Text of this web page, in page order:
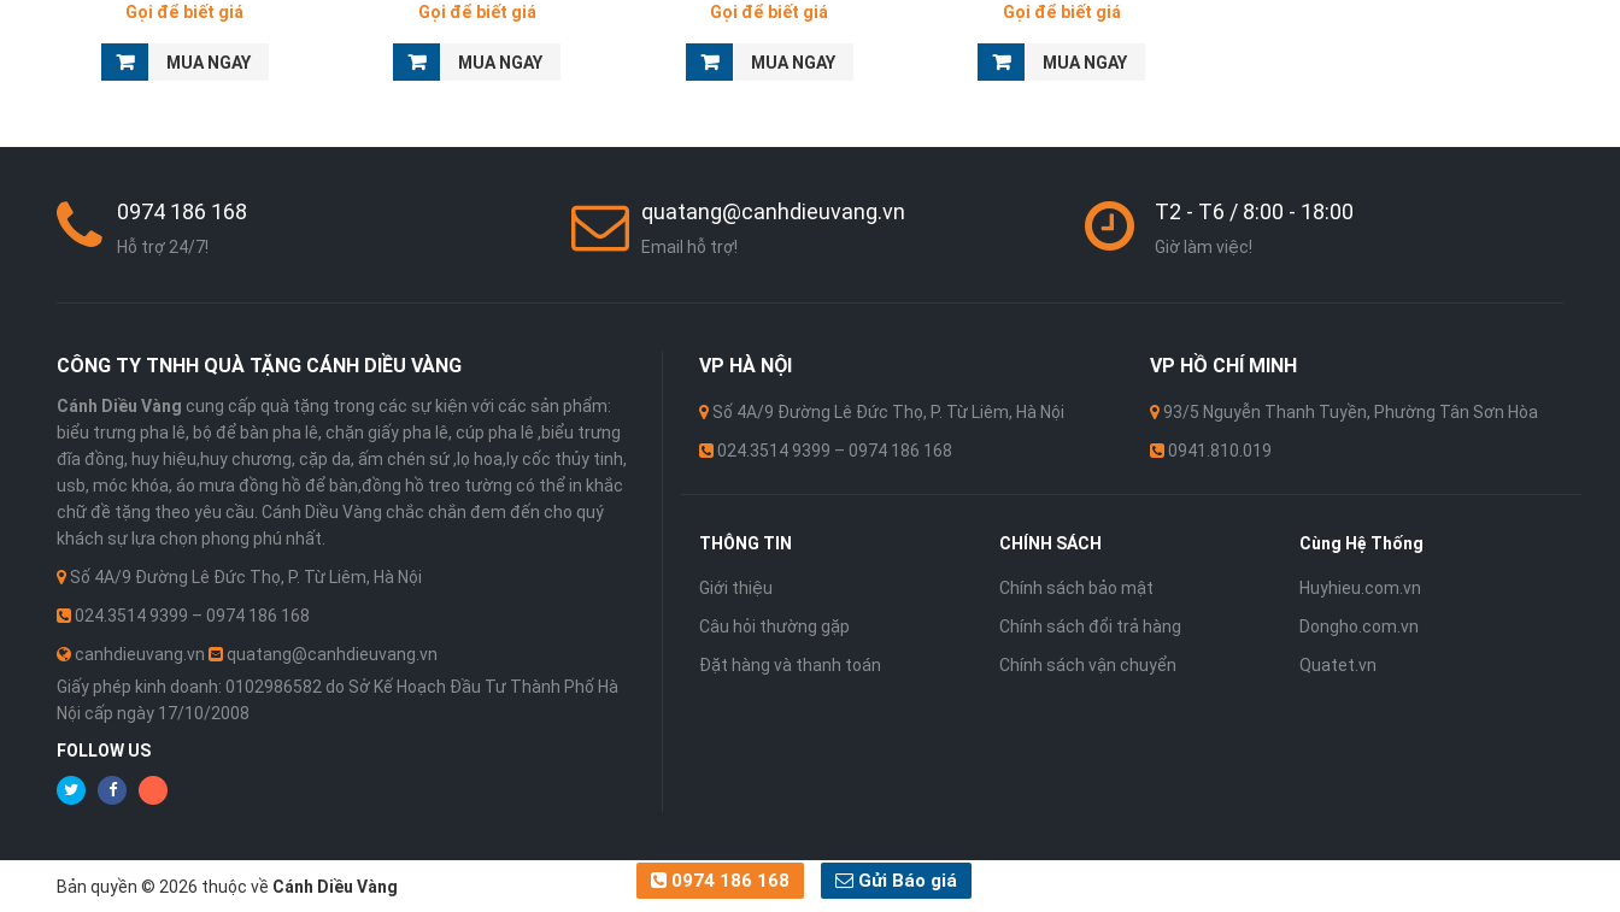
Gọi để biết giá
MUA NGAY
Gọi để biết giá
MUA NGAY
Gọi để biết giá
MUA NGAY
Gọi để biết giá
MUA NGAY
0974 186 168
Hỗ trợ 24/7!
quatang@canhdieuvang.vn
Email hỗ trợ!
T2 - T6 / 8:00 - 18:00
Giờ làm việc!
CÔNG TY TNHH QUÀ TẶNG CÁNH DIỀU VÀNG
Cánh Diều Vàng cung cấp quà tặng trong các sự kiện với các sản phẩm:
biểu trưng pha lê, bộ để bàn pha lê, chặn giấy pha lê, cúp pha lê ,biểu trưng
đĩa đồng, huy hiệu,huy chương, cặp da, ấm chén sứ ,lọ hoa,ly cốc thủy tinh,
usb, móc khóa, áo mưa đồng hồ để bàn,đồng hồ treo tường có thể in khắc
chữ đề tặng theo yêu cầu. Cánh Diều Vàng chắc chắn đem đến cho quý
khách sự lựa chọn phong phú nhất.
Số 4A/9 Đường Lê Đức Thọ, P. Từ Liêm, Hà Nội
024.3514 9399 – 0974 186 168
canhdieuvang.vn
quatang@canhdieuvang.vn
Giấy phép kinh doanh: 0102986582 do Sở Kế Hoạch Đầu Tư Thành Phố Hà
Nội cấp ngày 17/10/2008
FOLLOW US
VP HÀ NỘI
Số 4A/9 Đường Lê Đức Thọ, P. Từ Liêm, Hà Nội
024.3514 9399 – 0974 186 168
VP HỒ CHÍ MINH
93/5 Nguyễn Thanh Tuyền, Phường Tân Sơn Hòa
0941.810.019
THÔNG TIN
Giới thiệu
Câu hỏi thường gặp
Đặt hàng và thanh toán
CHÍNH SÁCH
Chính sách bảo mật
Chính sách đổi trả hàng
Chính sách vận chuyển
Cùng Hệ Thống
Huyhieu.com.vn
Dongho.com.vn
Quatet.vn
Bản quyền © 2026 thuộc về Cánh Diều Vàng 0974 186 168 Gửi Báo giá